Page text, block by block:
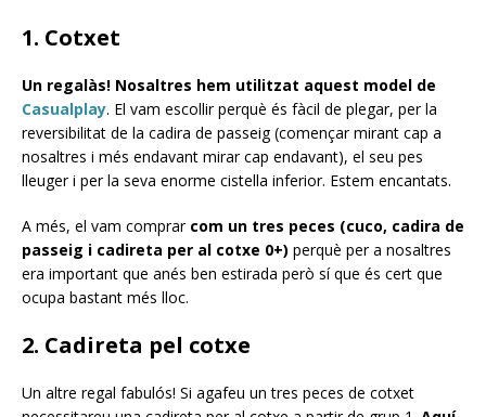
1. Cotxet
Un regalàs! Nosaltres hem utilitzat aquest model de
Casualplay. El vam escollir perquè és fàcil de plegar, per la
reversibilitat de la cadira de passeig (començar mirant cap a
nosaltres i més endavant mirar cap endavant), el seu pes
lleuger i per la seva enorme cistella inferior. Estem encantats.
A més, el vam comprar com un tres peces (cuco, cadira de
passeig i cadireta per al cotxe 0+) perquè per a nosaltres
era important que anés ben estirada però sí que és cert que
ocupa bastant més lloc.
2. Cadireta pel cotxe
Un altre regal fabulós! Si agafeu un tres peces de cotxet